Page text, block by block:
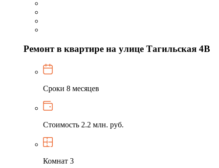
Ремонт в квартире на улице Тагильская 4В
Сроки 8 месяцев
Стоимость 2.2 млн. руб.
Комнат 3